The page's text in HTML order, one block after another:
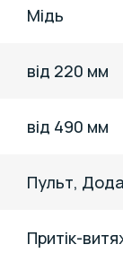
Мідь
від 220 мм
від 490 мм
Пульт,
Притік-